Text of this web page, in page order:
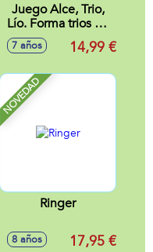
Juego Alce, Trio,
Lío. Forma trios de
animales antes que
nadie. Contiene 93
7 años 14,99 €
NOVEDAD
Ringer
8 años 17,95 €